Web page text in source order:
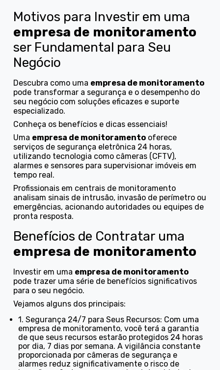
Motivos para Investir em uma
empresa de monitoramento
ser Fundamental para Seu
Negócio
Descubra como uma empresa de monitoramento
pode transformar a segurança e o desempenho do
seu negócio com soluções eficazes e suporte
especializado.
Conheça os benefícios e dicas essenciais!
Uma empresa de monitoramento oferece
serviços de segurança eletrônica 24 horas,
utilizando tecnologia como câmeras (CFTV),
alarmes e sensores para supervisionar imóveis em
tempo real.
Profissionais em centrais de monitoramento
analisam sinais de intrusão, invasão de perímetro ou
emergências, acionando autoridades ou equipes de
pronta resposta.
Benefícios de Contratar uma
empresa de monitoramento
Investir em uma empresa de monitoramento
pode trazer uma série de benefícios significativos
para o seu negócio.
Vejamos alguns dos principais:
1. Segurança 24/7 para Seus Recursos: Com uma
empresa de monitoramento, você terá a garantia
de que seus recursos estarão protegidos 24 horas
por dia, 7 dias por semana. A vigilância constante
proporcionada por câmeras de segurança e
alarmes reduz significativamente o risco de